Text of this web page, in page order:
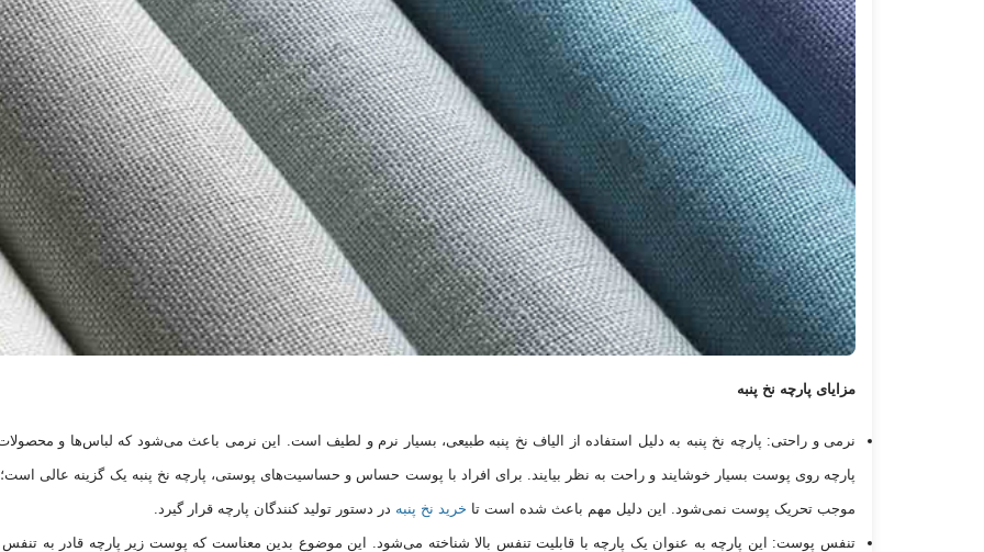
مزایای پارچه نخ پنبه
نرمی و راحتی: پارچه نخ پنبه به دلیل استفاده از الیاف نخ پنبه طبیعی، بسیار نرم و لطیف است. این نرمی باعث می‌شود که لباس‌ها و
پارچه روی پوست بسیار خوشایند و راحت به نظر بیایند. برای افراد با پوست حساس و حساسیت‌های پوستی، پارچه نخ پنبه یک گزینه عالی
موجب تحریک پوست نمی‌شود. این دلیل مهم باعث شده است تا خرید نخ پنبه در دستور تولید کنندگان پارچه قرار گیرد.
تنفس پوست: این پارچه به عنوان یک پارچه با قابلیت تنفس بالا شناخته می‌شود. این موضوع بدین معناست که پوست زیر پارچه قادر به تنفس